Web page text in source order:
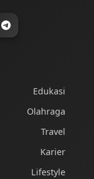
Edukasi
Olahraga
Travel
Karier
Lifestyle